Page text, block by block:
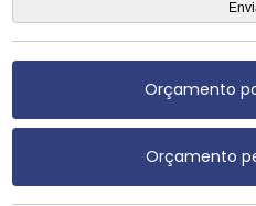
Orçamento
Orçamento